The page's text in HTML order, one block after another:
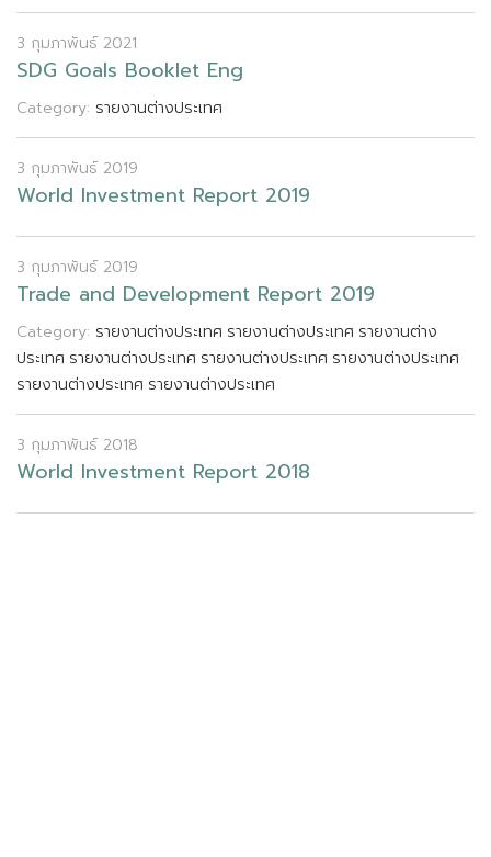
3 กุมภาพันธ์ 2021
SDG Goals Booklet Eng
Category: รายงานต่างประเทศ
3 กุมภาพันธ์ 2019
World Investment Report 2019
3 กุมภาพันธ์ 2019
Trade and Development Report 2019
Category: รายงานต่างประเทศ รายงานต่างประเทศ รายงานต่าง
ประเทศ รายงานต่างประเทศ รายงานต่างประเทศ รายงานต่างประเทศ
รายงานต่างประเทศ รายงานต่างประเทศ
3 กุมภาพันธ์ 2018
World Investment Report 2018